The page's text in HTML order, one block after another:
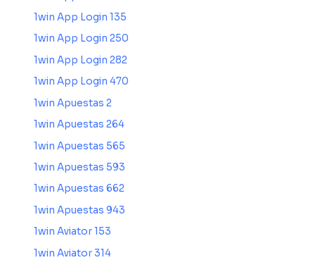
1win App Login 135
1win App Login 250
1win App Login 282
1win App Login 470
1win Apuestas 2
1win Apuestas 264
1win Apuestas 565
1win Apuestas 593
1win Apuestas 662
1win Apuestas 943
1win Aviator 153
1win Aviator 314